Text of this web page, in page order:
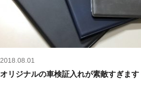
2018.08.01
オリジナルの車検証入れが素敵すぎます